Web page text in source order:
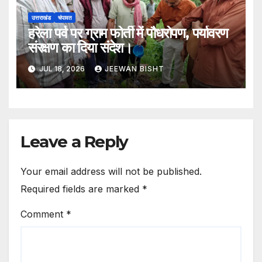
उत्तराखंड चंपावत
हरेला पर्व पर ग्राम फोर्ती में पौधरोपण, पर्यावरण
संरक्षण का दिया संदेश।
JUL 18, 2026 JEEWAN BISHT
Leave a Reply
Your email address will not be published.
Required fields are marked *
Comment *